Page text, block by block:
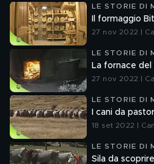
LE STORIE DI
Il formaggio
27 nov 2022 |
LE STORIE DI
La fornace del
27 nov 2022 |
LE STORIE DI
I cani da
18 set 2022 |
LE STORIE DI
Sila da scoprire